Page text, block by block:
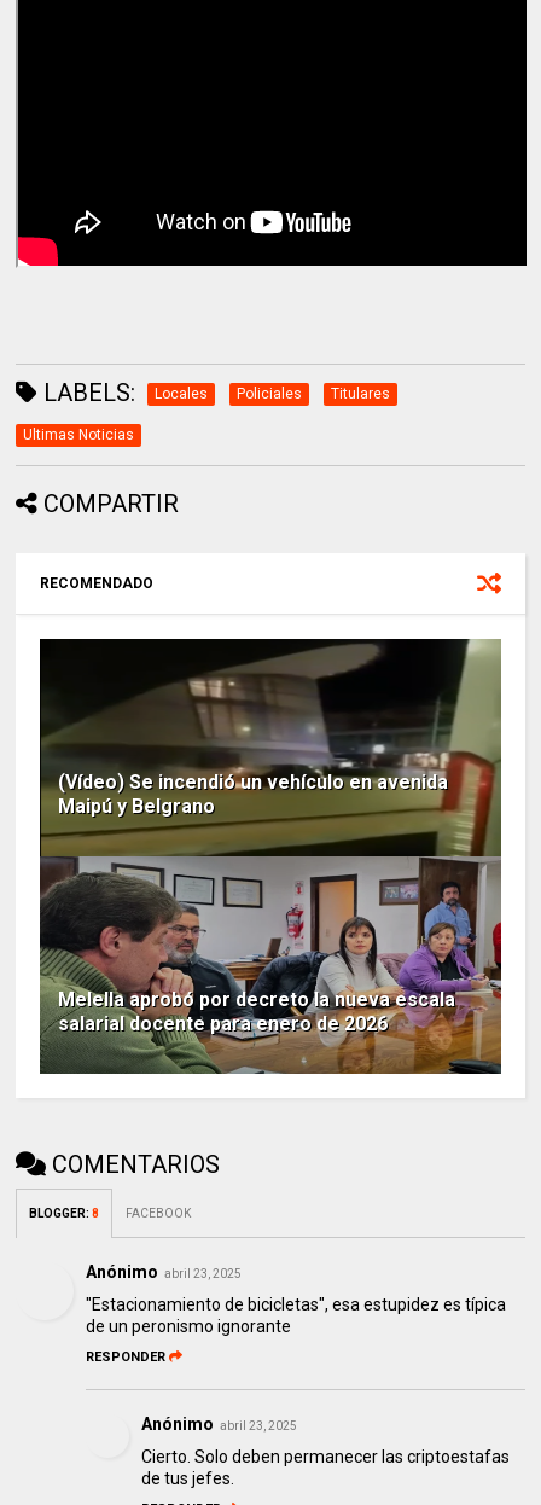
LABELS: Locales Policiales Titulares
Ultimas Noticias
COMPARTIR
RECOMENDADO
(Vídeo) Se incendió un vehículo en avenida
Maipú y Belgrano
Melella aprobó por decreto la nueva escala
salarial docente para enero de 2026
COMENTARIOS
BLOGGER:8 FACEBOOK
Anónimo abril 23, 2025
"Estacionamiento de bicicletas", esa estupidez es típica
de un peronismo ignorante
RESPONDER
Anónimo abril 23, 2025
Cierto. Solo deben permanecer las criptoestafas
de tus jefes.